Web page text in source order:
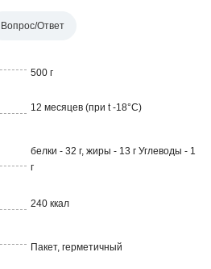
Вопрос/Ответ
500 г
12 месяцев (при t -18°C)
белки - 32 г, жиры - 13 г Углеводы - 1
г
240 ккал
Пакет, герметичный